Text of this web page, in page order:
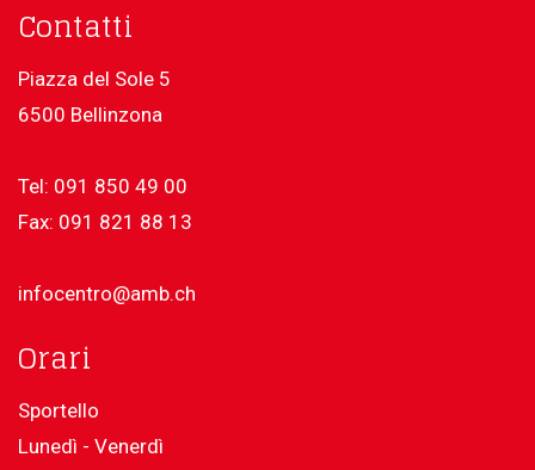
Contatti
Piazza del Sole 5
6500 Bellinzona
Tel: 091 850 49 00
Fax: 091 821 88 13
infocentro@amb.ch
Orari
Sportello
Lunedì - Venerdì